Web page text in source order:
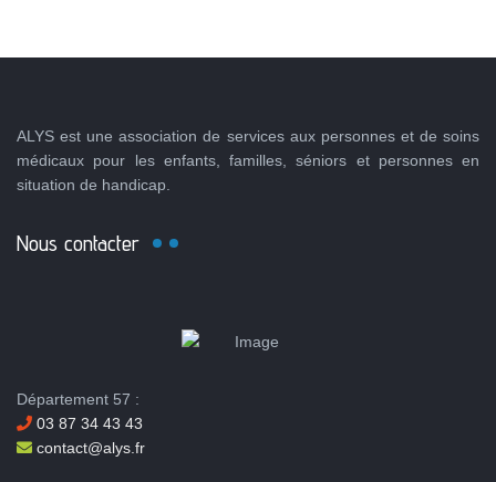
ALYS est une association de services aux personnes et de soins
médicaux pour les enfants, familles, séniors et personnes en
situation de handicap.
Nous contacter
Département 57 :
03 87 34 43 43
contact@alys.fr